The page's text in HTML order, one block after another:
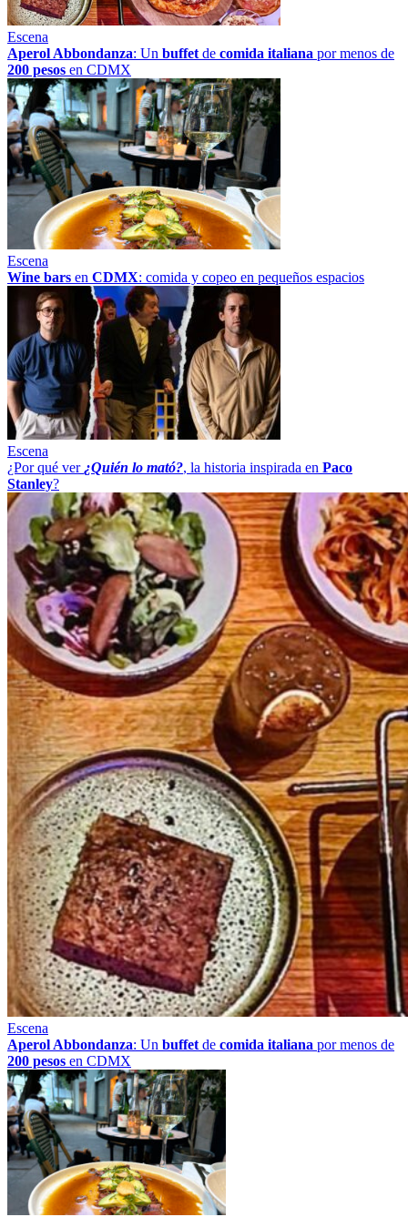
Escena
Aperol Abbondanza: Un buffet de comida italiana por menos de
200 pesos en CDMX
Escena
Wine bars en CDMX: comida y copeo en pequeños espacios
Escena
¿Por qué ver ¿Quién lo mató?, la historia inspirada en Paco
Stanley?
Escena
Aperol Abbondanza: Un buffet de comida italiana por menos de
200 pesos en CDMX